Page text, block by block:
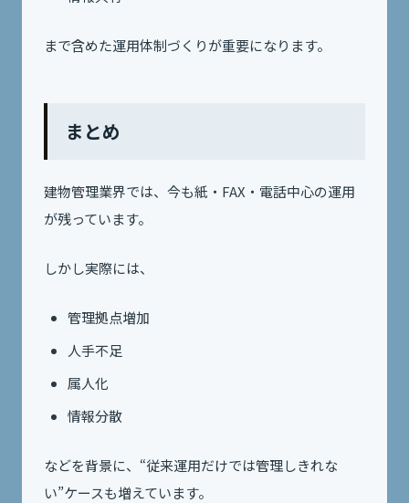
まで含めた運用体制づくりが重要になります。
まとめ
建物管理業界では、今も紙・FAX・電話中心の運用
が残っています。
しかし実際には、
管理拠点増加
人手不足
属人化
情報分散
などを背景に、“従来運用だけでは管理しきれな
い”ケースも増えています。